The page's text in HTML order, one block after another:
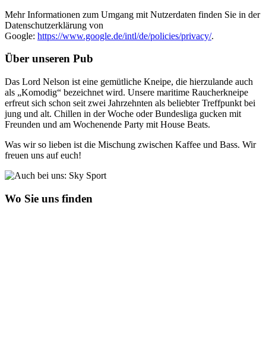
Mehr Informationen zum Umgang mit Nutzerdaten finden Sie in der
Datenschutzerklärung von
Google: https://www.google.de/intl/de/policies/privacy/.
Über unseren Pub
Das Lord Nelson ist eine gemütliche Kneipe, die hierzulande auch
als „Komodig“ bezeichnet wird. Unsere maritime Raucherkneipe
erfreut sich schon seit zwei Jahrzehnten als beliebter Treffpunkt bei
jung und alt. Chillen in der Woche oder Bundesliga gucken mit
Freunden und am Wochenende Party mit House Beats.
Was wir so lieben ist die Mischung zwischen Kaffee und Bass. Wir
freuen uns auf euch!
Wo Sie uns finden